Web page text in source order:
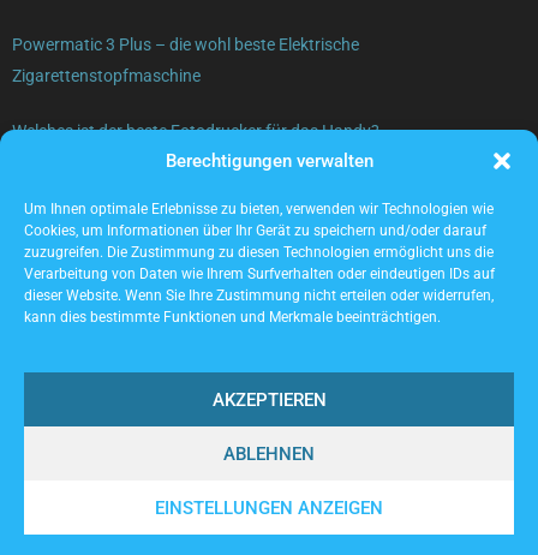
Berechtigungen verwalten
Um Ihnen optimale Erlebnisse zu bieten, verwenden wir Technologien wie
Cookies, um Informationen über Ihr Gerät zu speichern und/oder darauf
zuzugreifen. Die Zustimmung zu diesen Technologien ermöglicht uns die
Verarbeitung von Daten wie Ihrem Surfverhalten oder eindeutigen IDs auf
dieser Website. Wenn Sie Ihre Zustimmung nicht erteilen oder widerrufen,
kann dies bestimmte Funktionen und Merkmale beeinträchtigen.
AKZEPTIEREN
ABLEHNEN
EINSTELLUNGEN ANZEIGEN
Powermatic 3 Plus – die wohl beste Elektrische
Zigarettenstopfmaschine
Welches ist der beste Fotodrucker für das Handy?